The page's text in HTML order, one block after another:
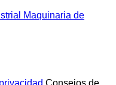
Maquinaria de